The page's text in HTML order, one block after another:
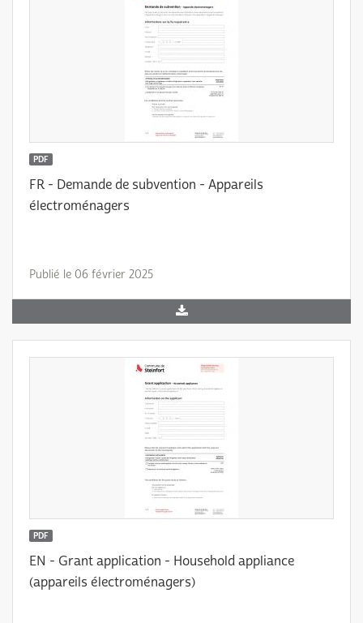
PDF
FR - Demande de subvention - Appareils
électroménagers
Publié le 06 février 2025
PDF
EN - Grant application - Household appliance
(appareils électroménagers)